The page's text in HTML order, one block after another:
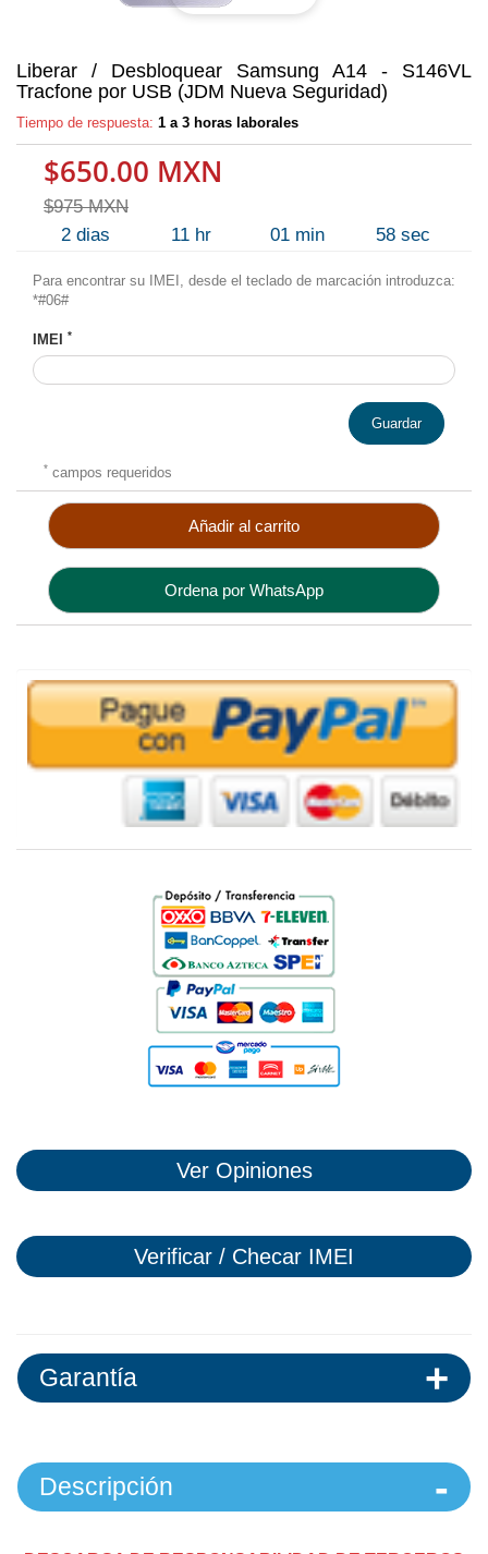
Liberar / Desbloquear Samsung A14 - S146VL
Tracfone por USB (JDM Nueva Seguridad)
Tiempo de respuesta: 1 a 3 horas laborales
$650.00 MXN
$975 MXN
2 dias 11 hr 01 min 57 sec
Para encontrar su IMEI, desde el teclado de marcación introduzca:
*#06#
IMEI *
Guardar
* campos requeridos
Añadir al carrito
Ordena por WhatsApp
Ver Opiniones
Verificar / Checar IMEI
Garantía
Descripción